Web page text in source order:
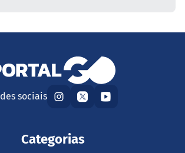
sociais
Categorias